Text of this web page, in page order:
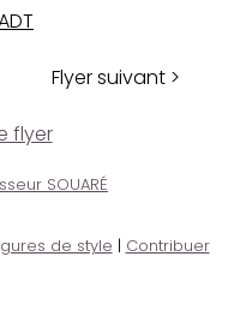
Flyer suivant >
flyer
SOUARÉ
de style | Contribuer